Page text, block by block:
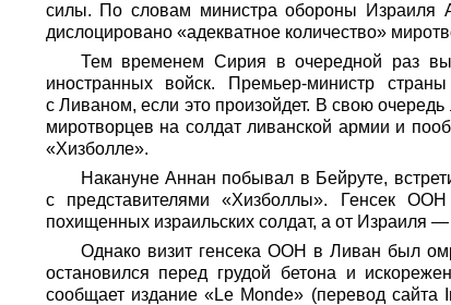
силы. По словам министра обороны Израиля
дислоцировано «адекватное количество»
Тем временем Сирия в очередной раз
иностранных войск. Премьер-министр
с Ливаном, если это произойдет. В свою
миротворцев на солдат ливанской армии и
«Хизболле».
Накануне Аннан побывал в Бейруте,
с представителями «Хизболлы». Генсек
похищенных израильских солдат, а от Израиля
Однако визит генсека ООН в Ливан был
остановился перед грудой бетона и
сообщает издание «Le Monde» (перевод сайта